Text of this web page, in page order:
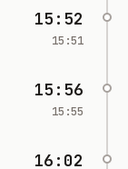
15:52
15:51
15:56
15:55
16:02